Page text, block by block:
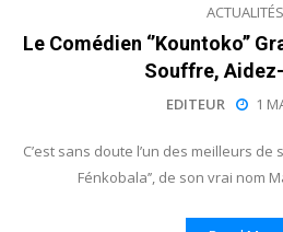
ACTUALITÉS
Le Comédien ‘’Kountoko’’
Souffre, Aidez-
EDITEUR 1
C’est sans doute l’un des meilleurs de
Fénkobala’’, de son vrai nom